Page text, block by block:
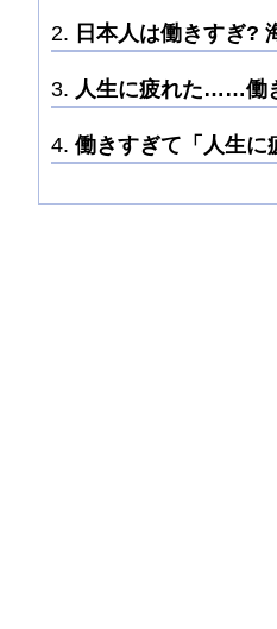
日本人は働きすぎ?
人生に疲れた……働
働きすぎて「人生に